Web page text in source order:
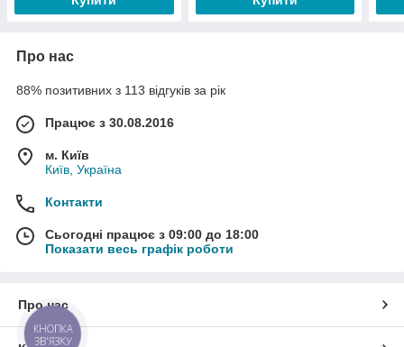
Про нас
88% позитивних з 113 відгуків за рік
Працює з 30.08.2016
м. Київ
Київ, Україна
Контакти
Сьогодні працює з 09:00 до 18:00
Показати весь графік роботи
Про нас
КНОПКА
ЗВ'ЯЗКУ